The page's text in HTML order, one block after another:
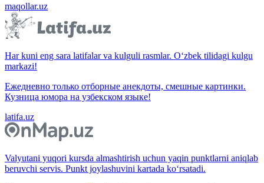
maqollar.uz
Har kuni eng sara latifalar va kulguli rasmlar. O‘zbek tilidagi kulgu
markazi!
Ежедневно только отборные анекдоты, смешные картинки.
Кузница юмора на узбекском языке!
latifa.uz
Valyutani yuqori kursda almashtirish uchun yaqin punktlarni aniqlab
beruvchi servis. Punkt joylashuvini kartada ko‘rsatadi.